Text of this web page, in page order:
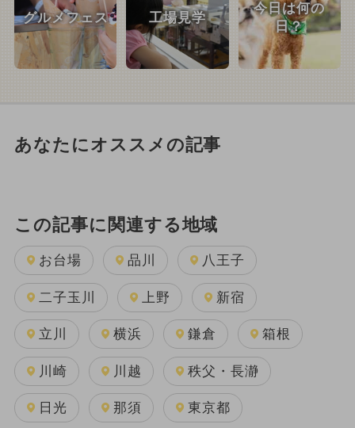
グルメフェス 工場見学
今日は何の
日？
あなたにオススメの記事
この記事に関連する地域
お台場 品川 八王子
二子玉川 上野 新宿
立川 横浜 鎌倉 箱根
川崎 川越 秩父・長瀞
日光 那須 東京都